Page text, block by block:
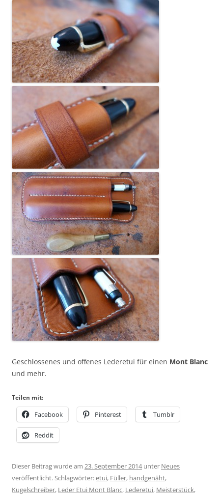
Geschlossenes und offenes Lederetui für einen Mont Blanc
und mehr.
Teilen mit:
Facebook Pinterest Tumblr
Reddit
Dieser Beitrag wurde am 23. September 2014unter Neues
veröffentlicht. Schlagwörter:etui, Füller, handgenäht,
Kugelschreiber, Leder Etui Mont Blanc, Lederetui, Meisterstück,